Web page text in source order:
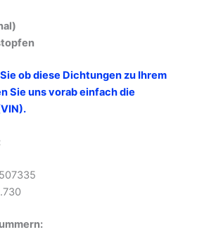
ob diese Dichtungen zu Ihrem
Sie uns vorab einfach die